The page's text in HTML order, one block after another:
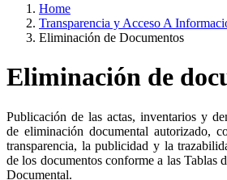
Home
Transparencia y Acceso A
Eliminación de Documentos
Eliminación de
Publicación de las actas, inventarios y
de eliminación documental autorizado,
transparencia, la publicidad y la
de los documentos conforme a las Tablas
Documental.